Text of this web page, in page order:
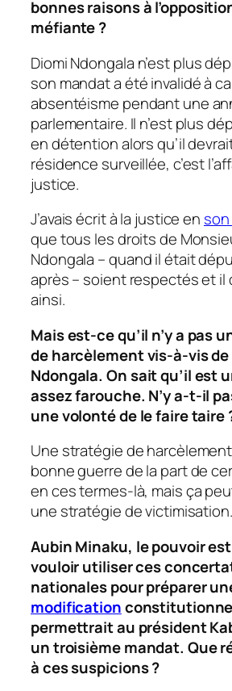
bonnes raisons à
méfiante ?
Diomi Ndongala n’est plus
son mandat a été invalidé à
absentéisme pendant une
parlementaire. Il n’est plus
en détention alors qu’il
résidence surveillée, c’est
justice.
J’avais écrit à la justice en
que tous les droits de
Ndongala – quand il était
après – soient respectés et il
ainsi.
Mais est-ce qu’il n’y a pas
de harcèlement vis-à-vis de
Ndongala. On sait qu’il est
assez farouche. N’y a-t-il
une volonté de le faire taire
Une stratégie de harcèlement
bonne guerre de la part de
en ces termes-là, mais ça
une stratégie de victimisation.
Aubin Minaku, le pouvoir
vouloir utiliser ces
nationales pour préparer
modification
permettrait au président
un troisième mandat. Que
à ces suspicions ?